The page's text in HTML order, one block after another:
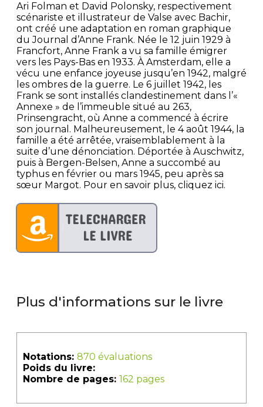
Ari Folman et David Polonsky, respectivement
scénariste et illustrateur de Valse avec Bachir,
ont créé une adaptation en roman graphique
du Journal d’Anne Frank. Née le 12 juin 1929 à
Francfort, Anne Frank a vu sa famille émigrer
vers les Pays-Bas en 1933. À Amsterdam, elle a
vécu une enfance joyeuse jusqu’en 1942, malgré
les ombres de la guerre. Le 6 juillet 1942, les
Frank se sont installés clandestinement dans l’«
Annexe » de l’immeuble situé au 263,
Prinsengracht, où Anne a commencé à écrire
son journal. Malheureusement, le 4 août 1944, la
famille a été arrêtée, vraisemblablement à la
suite d’une dénonciation. Déportée à Auschwitz,
puis à Bergen-Belsen, Anne a succombé au
typhus en février ou mars 1945, peu après sa
sœur Margot. Pour en savoir plus, cliquez ici.
Plus d'informations sur le livre
Notations: 870 évaluations
Poids du livre:
Nombre de pages: 162 pages